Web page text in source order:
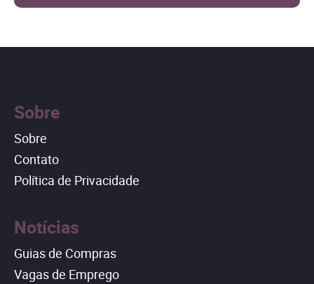
Sobre
Sobre
Contato
Política de Privacidade
Notícias
Guias de Compras
Vagas de Emprego